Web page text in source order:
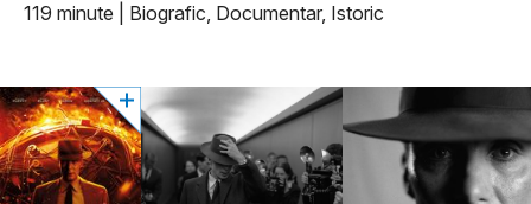
119 minute
Biografic, Documentar, Istoric